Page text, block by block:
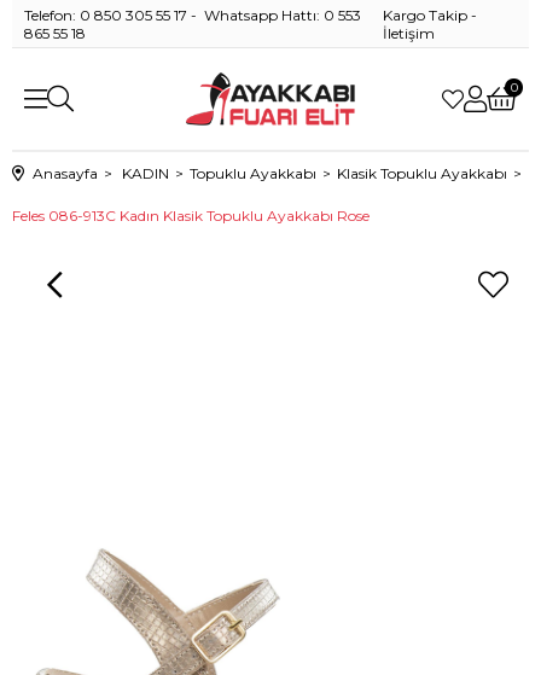
Telefon: 0 850 305 55 17 - Whatsapp Hattı: 0 553
865 55 18
Kargo Takip -
İletişim
0
Anasayfa KADIN Topuklu Ayakkabı Klasik Topuklu Ayakkabı
Feles 086-913C Kadın Klasik Topuklu Ayakkabı Rose